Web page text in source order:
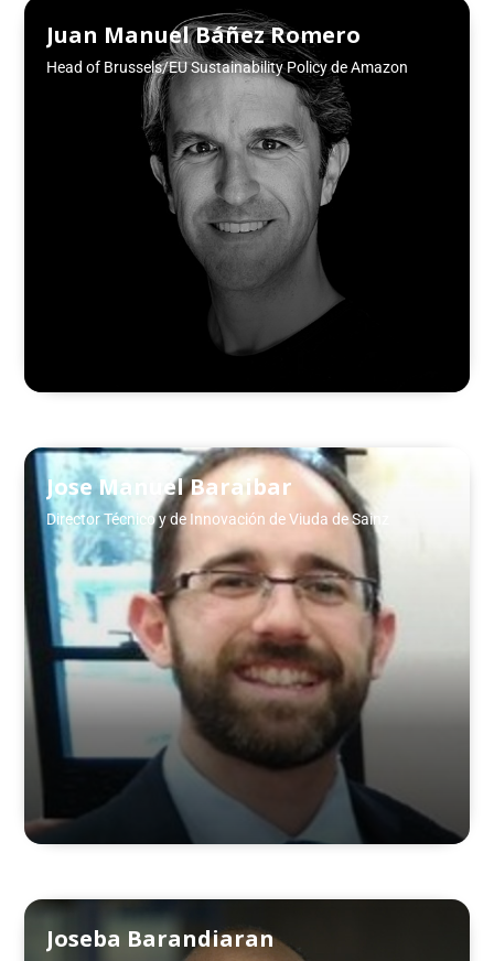
Juan Manuel Báñez Romero
Head of Brussels/EU Sustainability Policy de Amazon
Jose Manuel Baraibar
Director Técnico y de Innovación de Viuda de Sainz
Joseba Barandiaran